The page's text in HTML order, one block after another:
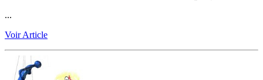
...
Voir Article